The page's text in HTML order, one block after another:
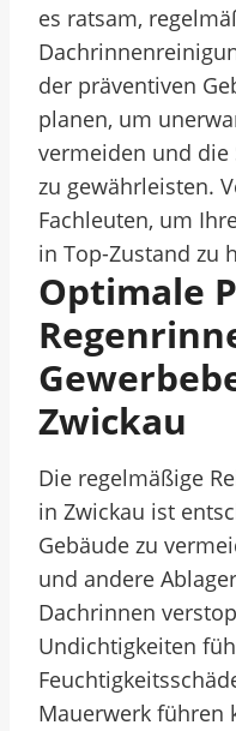
es ratsam,
der präventiven
planen, um
vermeiden und
zu gewährleisten.
Fachleuten, um
in Top-Zustand zu
Optimale
Zwickau
Die regelmäßige
in Zwickau ist
Gebäude zu
und andere
Dachrinnen
Undichtigkeiten
Mauerwerk führen